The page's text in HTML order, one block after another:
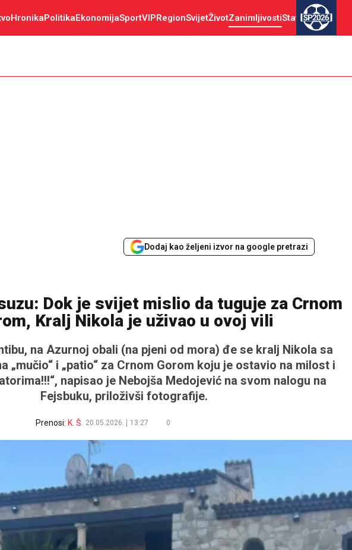
HronikaPolitikaEkonomijaSportVIPRegionSvijetŽivotZanimljivostiStav SP2026
Dodaj kao željeni izvor na google pretrazi
Dok je svijet mislio da tuguje za Crnom
Kralj Nikola je uživao u ovoj vili
na Azurnoj obali (na pjeni od mora) đe se kralj Nikola sa
„mučio“ i „patio“ za Crnom Gorom koju je ostavio na milost i
napisao je Nebojša Medojević na svom nalogu na
Fejsbuku, priloživši fotografije.
Prenosi: K. Š. 20.05.2026. 13:27 0